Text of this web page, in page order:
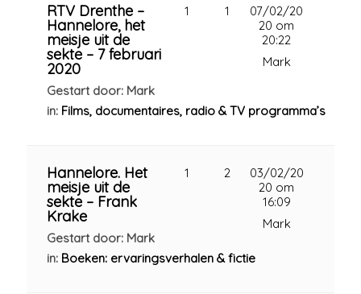
RTV Drenthe –
Hannelore, het
meisje uit de
sekte – 7 februari
2020
Gestart door: Mark
in: Films, documentaires, radio & TV programma’s
1 1
07/02/20
20 om
20:22
Mark
Hannelore. Het
meisje uit de
sekte – Frank
Krake
Gestart door: Mark
in: Boeken: ervaringsverhalen & fictie
1 2
03/02/20
20 om
16:09
Mark